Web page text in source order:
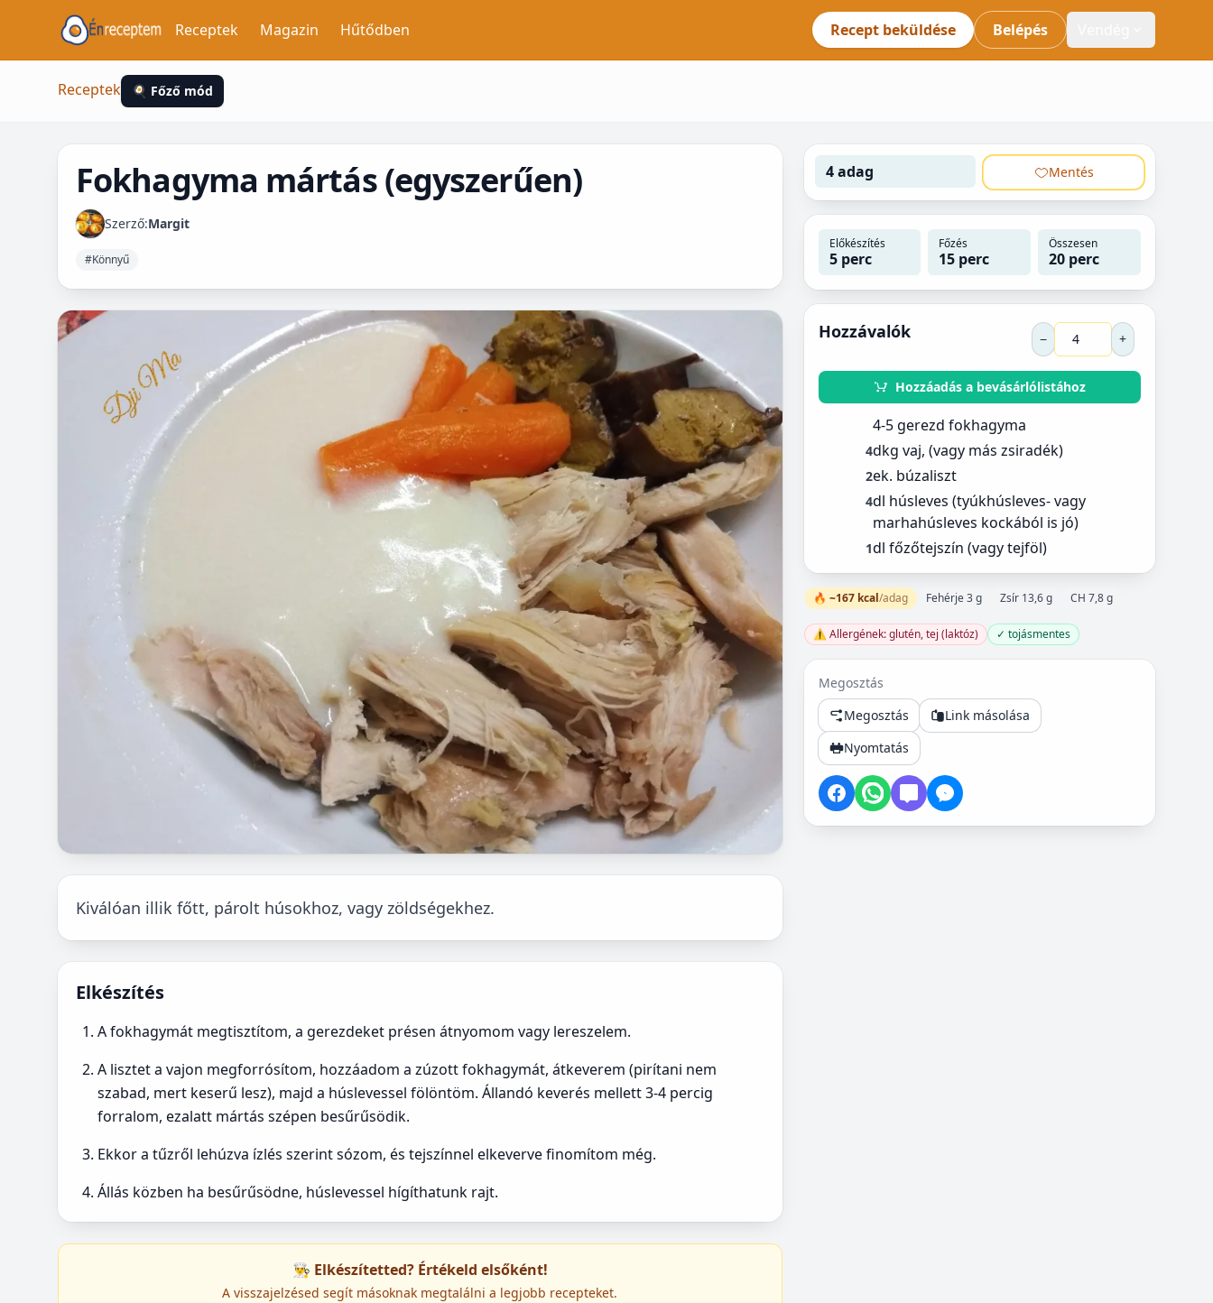
Receptek Magazin Hűtődben Recept beküldése Belépés
Receptek 🍳 Főző mód
Fokhagyma mártás (egyszerűen)
Szerző:Margit
#Könnyű
Kiválóan illik főtt, párolt húsokhoz, vagy zöldségekhez.
Elkészítés
A fokhagymát megtisztítom, a gerezdeket présen átnyomom vagy lereszelem.
A lisztet a vajon megforrósítom, hozzáadom a zúzott fokhagymát, átkeverem (pirítani nem
szabad, mert keserű lesz), majd a húslevessel fölöntöm. Állandó keverés mellett 3-4 percig
forralom, ezalatt mártás szépen besűrűsödik.
Ekkor a tűzről lehúzva ízlés szerint sózom, és tejszínnel elkeverve finomítom még.
Állás közben ha besűrűsödne, húslevessel hígíthatunk rajt.
👨‍🍳 Elkészítetted? Értékeld elsőként!
A visszajelzésed segít másoknak megtalálni a legjobb recepteket.
4 adag Mentés
Előkészítés
5 perc
Főzés
15 perc
Összesen
20 perc
Hozzávalók − +
Hozzáadás a bevásárlólistához
4-5 gerezd fokhagyma
4dkg vaj, (vagy más zsiradék)
2ek. búzaliszt
4dl húsleves (tyúkhúsleves- vagy
marhahúsleves kockából is jó)
1dl főzőtejszín (vagy tejföl)
🔥 ~167 kcal/adag Fehérje 3 g Zsír 13,6 g CH 7,8 g
⚠️ Allergének: glutén, tej (laktóz) ✓ tojásmentes
Megosztás
Megosztás
Link másolása
Nyomtatás